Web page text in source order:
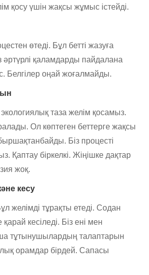
қосу үшін жақсы жұмыс істейді.
өтеді. Бұл бетті жазуға
әртүрлі қаламдарды пайдалана
Белгілер оңай жоғалмайды.
таза желім қосамыз.
Ол көптеген беттерге жақсы
Біз процесті
Қаптау біркелкі. Жіңішке дақтар
жоқ.
кесу
желімді тұрақты етеді. Содан
кесіледі. Біз ені мен
тұтынушылардың талаптарын
орамдар бірдей. Сапасы